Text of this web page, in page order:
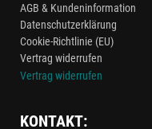
AGB & Kundeninformation
Datenschutzerklärung
Cookie-Richtlinie (EU)
Vertrag widerrufen
Vertrag widerrufen
KONTAKT: